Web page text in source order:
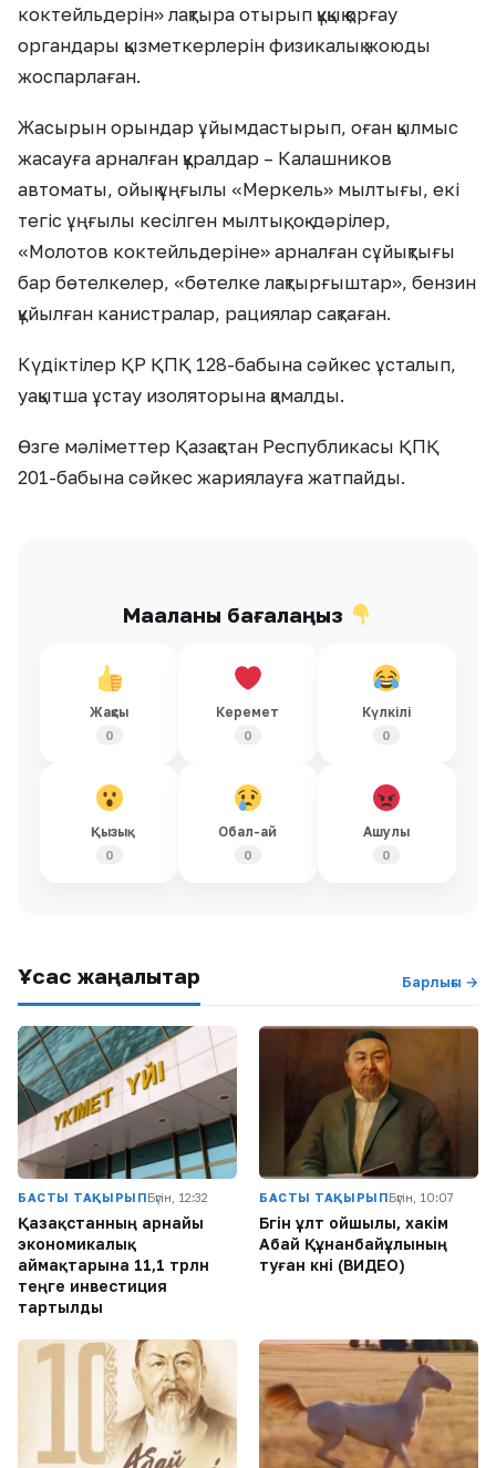
коктейльдерін» лақтыра отырып құқық қорғау
органдары қызметкерлерін физикалық жоюды
жоспарлаған.
Жасырын орындар ұйымдастырып, оған қылмыс
жасауға арналған құралдар – Калашников
автоматы, ойық ұңғылы «Меркель» мылтығы, екі
тегіс ұңғылы кесілген мылтық, оқ-дәрілер,
«Молотов коктейльдеріне» арналған сұйықтығы
бар бөтелкелер, «бөтелке лақтырғыштар», бензин
құйылған канистралар, рациялар сақтаған.
Күдіктілер ҚР ҚПҚ 128-бабына сәйкес ұсталып,
уақытша ұстау изоляторына қамалды.
Өзге мәліметтер Қазақстан Республикасы ҚПҚ
201-бабына сәйкес жариялауға жатпайды.
Мақаланы бағалаңыз
Жақсы
0
Керемет
0
Күлкілі
0
Қызық
0
Обал-ай
0
Ашулы
0
Ұқсас жаңалықтар Барлығы →
БАСТЫ ТАҚЫРЫПБүгін, 12:32
Қазақстанның арнайы
экономикалық
аймақтарына 11,1 трлн
теңге инвестиция
тартылды
БАСТЫ ТАҚЫРЫПБүгін, 10:07
Бүгін ұлт ойшылы, хакім
Абай Құнанбайұлының
туған күні (ВИДЕО)